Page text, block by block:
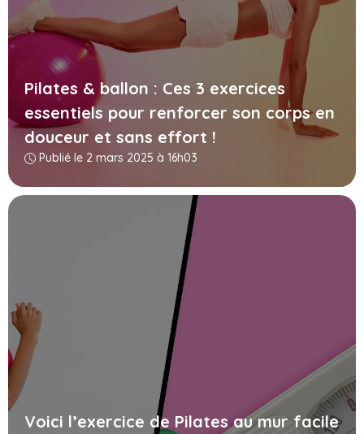
Pilates & ballon : Ces 3 exercices
essentiels pour renforcer son corps en
douceur et sans effort !
Publié le 2 mars 2025 à 16h03
Voici l’exercice de Pilates au mur facile